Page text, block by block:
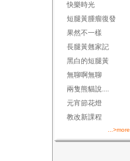
快樂時光
短腿黃腫瘤復發
果然不一樣
長腿黃翹家記
黑白的短腿黃
無聊啊無聊
兩隻熊貓說....
元宵節花燈
教改新課程
...>more